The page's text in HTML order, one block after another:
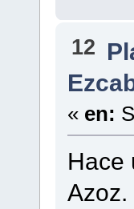
12
« en:
Hace